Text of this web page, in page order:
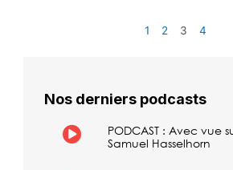
1 2 3 4
Nos derniers podcasts
PODCAST : Avec vue
Samuel Hasselhorn